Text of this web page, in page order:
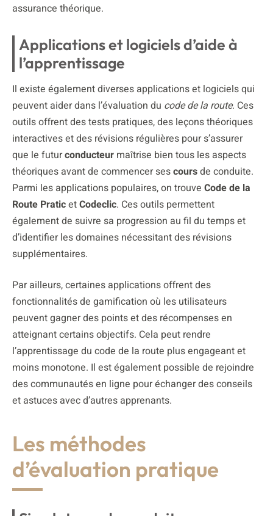
assurance théorique.
Applications et logiciels d’aide à
l’apprentissage
Il existe également diverses applications et logiciels qui
peuvent aider dans l’évaluation du code de la route. Ces
outils offrent des tests pratiques, des leçons théoriques
interactives et des révisions régulières pour s’assurer
que le futurconducteur maîtrise bien tous les aspects
théoriques avant de commencer sescoursde conduite.
Parmi les applications populaires, on trouve Code de la
Route PraticetCodeclic. Ces outils permettent
également de suivre sa progression au fil du temps et
d’identifier les domaines nécessitant des révisions
supplémentaires.
Par ailleurs, certaines applications offrent des
fonctionnalités de gamification où les utilisateurs
peuvent gagner des points et des récompenses en
atteignant certains objectifs. Cela peut rendre
l’apprentissage du code de la route plus engageant et
moins monotone. Il est également possible de rejoindre
des communautés en ligne pour échanger des conseils
et astuces avec d’autres apprenants.
Les méthodes
d’évaluation pratique